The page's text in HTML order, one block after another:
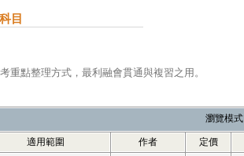
目
重點整理方式，最利融會貫通與複習之用。
瀏覽模式
適用範圍 作者 定價